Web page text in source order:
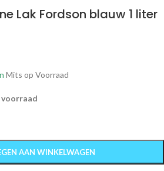
Lak Fordson blauw 1 liter
Mits op Voorraad
voorraad
AAN WINKELWAGEN